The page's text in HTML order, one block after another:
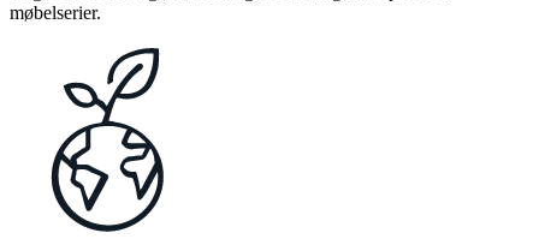
møbelserier.